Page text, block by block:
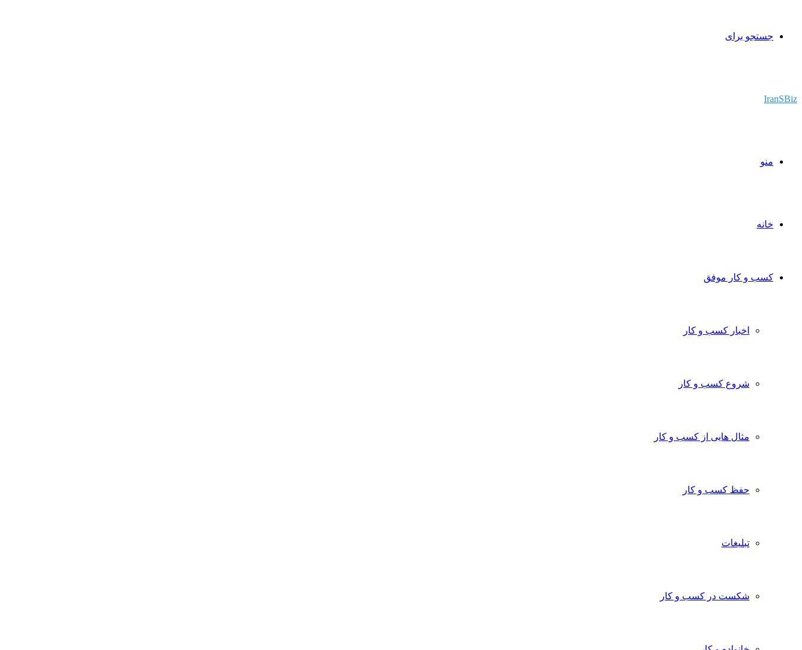
جستجو برای
IranSBiz
منو
خانه
کسب و کار موفق
اخبار کسب و کار
شروع کسب و کار
مثال هایی از کسب و کار
حفظ کسب و کار
تبلیغات
شکست در کسب و کار